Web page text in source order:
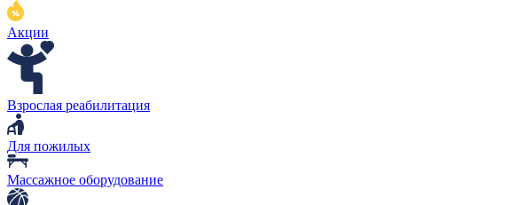
Акции
Взрослая реабилитация
Для пожилых
Массажное оборудование